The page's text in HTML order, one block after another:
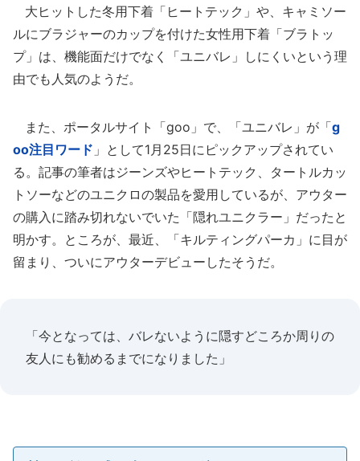
大ヒットした冬用下着「ヒートテック」や、キャミソー
ルにブラジャーのカップを付けた女性用下着「ブラトッ
プ」は、機能面だけでなく「ユニバレ」しにくいという理
由でも人気のようだ。
また、ポータルサイト「goo」で、「ユニバレ」が「g
oo注目ワード 」として1月25日にピックアップされてい
る。記事の筆者はジーンズやヒートテック、タートルカッ
トソーなどのユニクロの製品を愛用しているが、アウター
の購入に踏み切れないでいた「隠れユニクラー」だったと
明かす。ところが、最近、「キルティングパーカ」に目が
留まり、ついにアウターデビューしたそうだ。
「今となっては、バレないように隠すどころか周りの
友人にも勧めるまでになりました」